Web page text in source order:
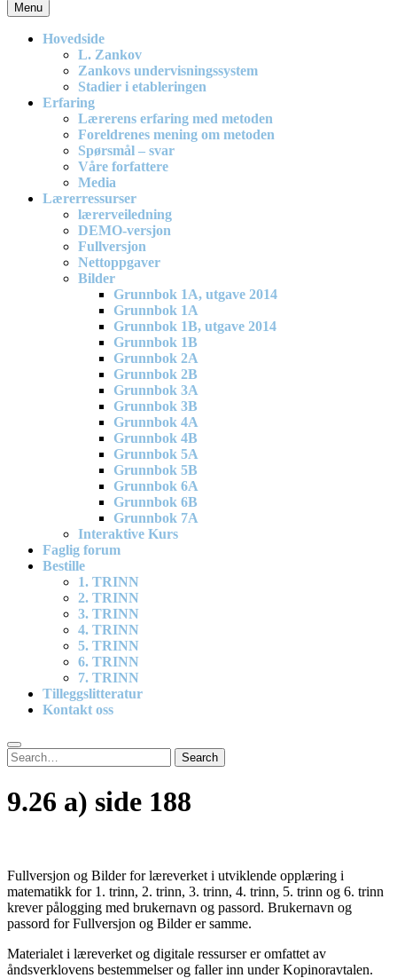
En effektiv og spennende modell for matematikkundervisning i
barneskolen
Menu
Hovedside
L. Zankov
Zankovs undervisningssystem
Stadier i etableringen
Erfaring
Lærerens erfaring med metoden
Foreldrenes mening om metoden
Spørsmål – svar
Våre forfattere
Media
Lærerressurser
lærerveiledning
DEMO-versjon
Fullversjon
Nettoppgaver
Bilder
Grunnbok 1A, utgave 2014
Grunnbok 1A
Grunnbok 1B, utgave 2014
Grunnbok 1B
Grunnbok 2A
Grunnbok 2B
Grunnbok 3A
Grunnbok 3B
Grunnbok 4A
Grunnbok 4B
Grunnbok 5A
Grunnbok 5B
Grunnbok 6A
Grunnbok 6B
Grunnbok 7A
Interaktive Kurs
Faglig forum
Bestille
1. TRINN
2. TRINN
3. TRINN
4. TRINN
5. TRINN
6. TRINN
7. TRINN
Tilleggslitteratur
Kontakt oss
Search
for:
Search
9.26 a) side 188
Fullversjon og Bilder for læreverket i utviklende opplæring i
matematikk for 1. trinn, 2. trinn, 3. trinn, 4. trinn, 5. trinn og 6. trinn
krever pålogging med brukernavn og passord. Brukernavn og
passord for Fullversjon og Bilder er samme.
Materialet i læreverket og digitale ressurser er omfattet av
åndsverklovens bestemmelser og faller inn under Kopinoravtalen.